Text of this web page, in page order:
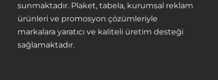
sunmaktadır. Plaket, tabela, kurumsal reklam
ürünleri ve promosyon çözümleriyle
markalara yaratıcı ve kaliteli üretim desteği
sağlamaktadır.
Hizmetler